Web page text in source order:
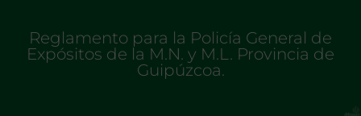
Reglamento para la Policía General de
Expósitos de la M.N. y M.L. Provincia de
Guipúzcoa.